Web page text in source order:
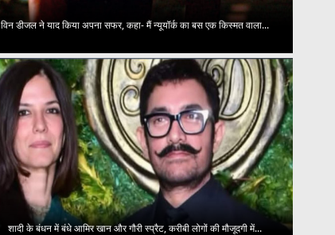
विन डीजल ने याद किया अपना सफर, कहा- मैं न्यूयॉर्क का बस एक किस्मत वाला...
शादी के बंधन में बंधे आमिर खान और गौरी स्प्रैट, करीबी लोगों की मौजूदगी में...